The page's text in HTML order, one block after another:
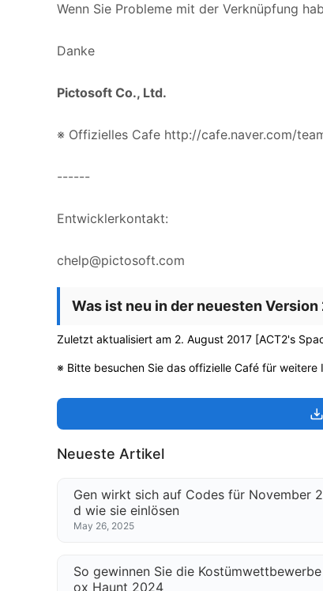
Wenn Sie Probleme mit der Verknüpfung
Danke
Pictosoft Co., Ltd.
※ Offizielles Cafe http://cafe.naver.com/
------
Entwicklerkontakt:
chelp@pictosoft.com
Was ist neu in der neuesten Version
Zuletzt aktualisiert am 2. August 2017 [ACT2's
※ Bitte besuchen Sie das offizielle Café für weitere
Neueste Artikel
Gen wirkt sich auf Codes für November
d wie sie einlösen
May 26, 2025
So gewinnen Sie die
ox Haunt 2024